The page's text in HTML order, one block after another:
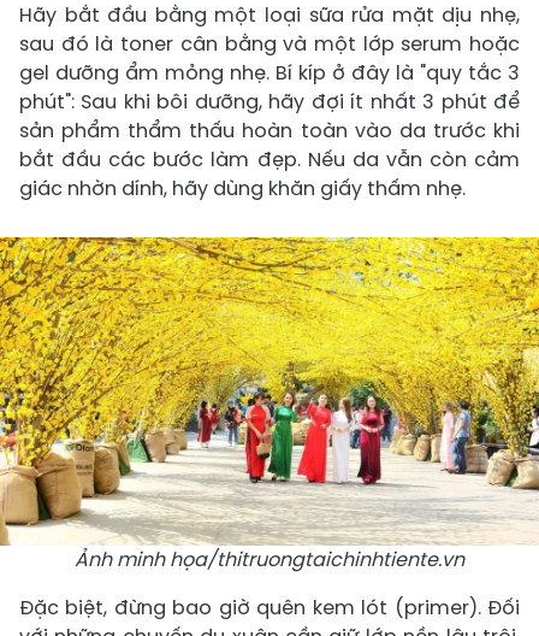
Hãy bắt đầu bằng một loại sữa rửa mặt dịu nhẹ,
sau đó là toner cân bằng và một lớp serum hoặc
gel dưỡng ẩm mỏng nhẹ. Bí kíp ở đây là "quy tắc 3
phút": Sau khi bôi dưỡng, hãy đợi ít nhất 3 phút để
sản phẩm thẩm thấu hoàn toàn vào da trước khi
bắt đầu các bước làm đẹp. Nếu da vẫn còn cảm
giác nhờn dính, hãy dùng khăn giấy thấm nhẹ.
Ảnh minh họa/thitruongtaichinhtiente.vn
Đặc biệt, đừng bao giờ quên kem lót (primer). Đối